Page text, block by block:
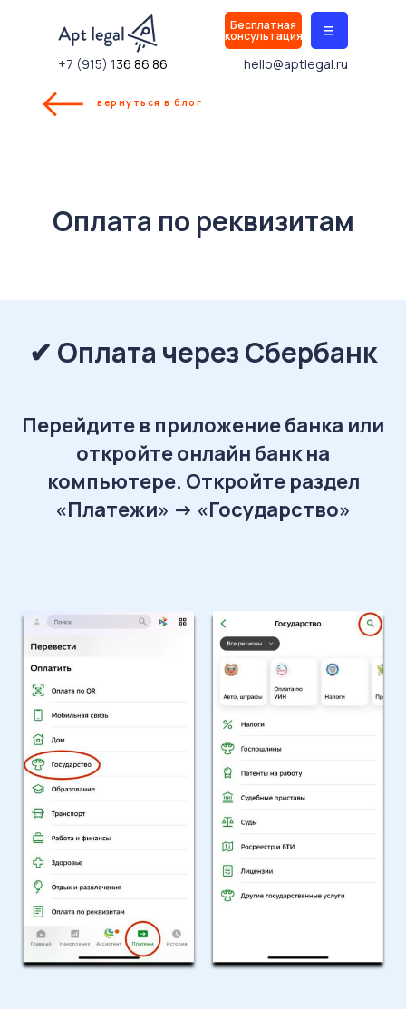
+7 (915) 136 86 86 hello@aptlegal.ru
Бесплатная
консультация |||
вернуться в блог
Оплата по реквизитам
✔ Оплата через Сбербанк
Перейдите в приложение банка или
откройте онлайн банк на
компьютере. Откройте раздел
«Платежи» -> «Государство»